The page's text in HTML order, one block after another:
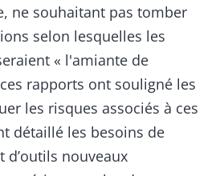
ne souhaitant pas tomber
selon lesquelles les
« l'amiante de
rapports ont souligné les
les risques associés à ces
détaillé les besoins de
d’outils nouveaux